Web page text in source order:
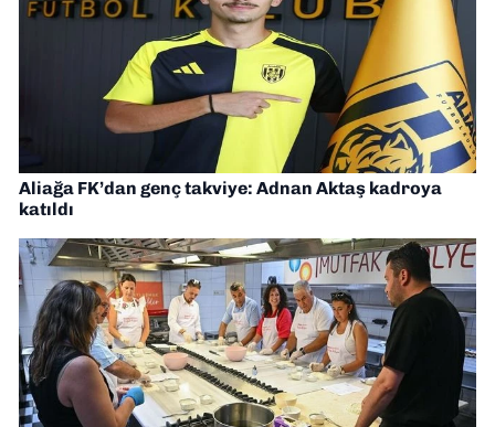
Aliağa FK’dan genç takviye: Adnan Aktaş kadroya
katıldı